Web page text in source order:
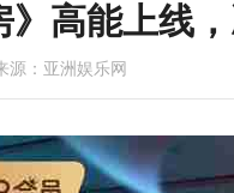
》高能上线
源：亚洲娱乐网